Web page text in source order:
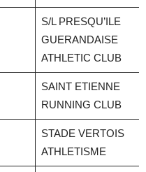
S/L PRESQU’ILE
GUERANDAISE
ATHLETIC CLUB
SAINT ETIENNE
RUNNING CLUB
STADE VERTOIS
ATHLETISME